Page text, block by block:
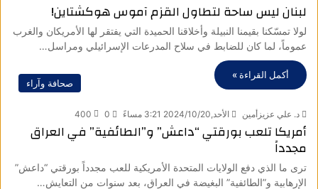
لبنان ليس ساحة لتطاول القزم آموس هوكشتاين!
لولا تمسّكنا بقيمنا النبيلة وأخلاقنا الحميدة التي يفتقر لها الأمريكان والغرب
عموماً، لما كان للضابط في سلاح المدرعات الإسرائيلي ومراسل…
أكمل القراءة »
صحافة وآراء
د. علي عزيزأمين الأحد,2024/10/20 3:21 مساءً 0
400
أمريكا تلعب بورقتي “داعش” و”الطائفية” في العراق
مجدداً
ترى ما الذي دفع الولايات المتحدة الأمريكية للعب مجدداً بورقتي “داعش”
الإرهابية و”الطائفية” البغيضة في العراق، بعد سنوات من التعايش…